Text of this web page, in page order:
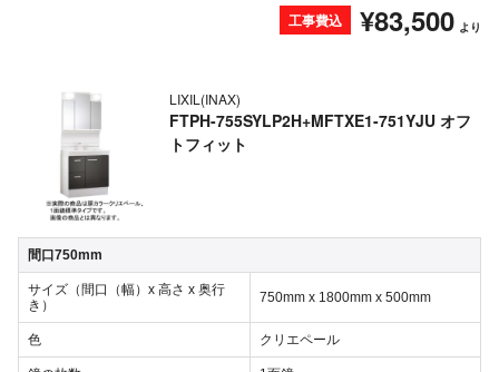
工事費込 ¥83,500 より
LIXIL(INAX)
FTPH-755SYLP2H+MFTXE1-751YJU オフ
トフィット
間口750mm
サイズ（間口（幅）x 高さ x 奥行
き）
750mm x 1800mm x 500mm
色 クリエペール